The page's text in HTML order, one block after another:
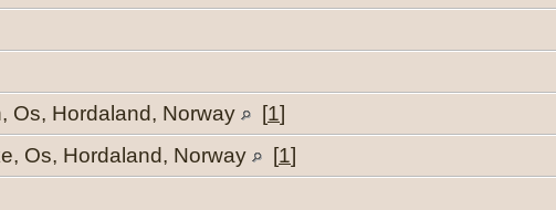
Os, Hordaland, Norway [1]
Os, Hordaland, Norway [1]